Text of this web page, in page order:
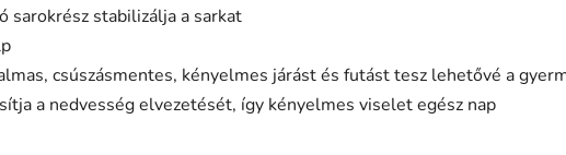
sarokrész stabilizálja a sarkat
csúszásmentes, kényelmes járást és futást tesz lehetővé a
a nedvesség elvezetését, így kényelmes viselet egész nap